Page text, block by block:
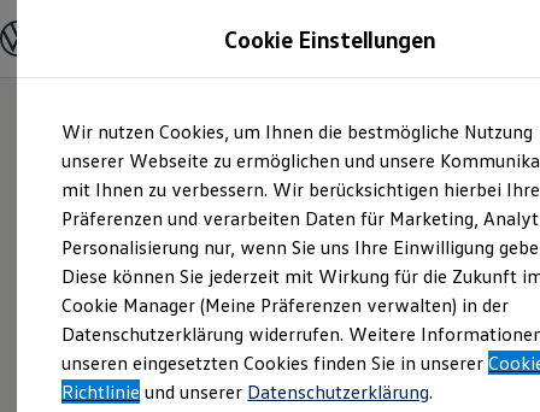
Hauptinhalt
springen
Footer
springen
Modelle und Konfigurator
Modelle vergleichen
Elektroautos
ENERGY Sondermodelle
Nutzfahrzeuge
SUV und CUV
Familienautos
Kombis
Kompaktwagen
Sportwagen
Schnell verfügbare Fahrzeuge
Angebote und Produkte
Aktuelle Angebote
E-Auto-Förderung
Volkswagen Marktplatz
Cookie Einstellungen
Wir nutzen Cookies, um Ihnen die bestmögliche Nutzung
unserer Webseite zu ermöglichen und unsere
mit Ihnen zu verbessern. Wir berücksichtigen hierbei Ihre
Präferenzen und verarbeiten Daten für Marketing,
Personalisierung nur, wenn Sie uns Ihre Einwilligung
Diese können Sie jederzeit mit Wirkung für die Zukunft
Cookie Manager (Meine Präferenzen verwalten) in der
Datenschutzerklärung widerrufen. Weitere
unseren eingesetzten Cookies finden Sie in unserer
Richtlinie und unserer Datenschutzerklärung.